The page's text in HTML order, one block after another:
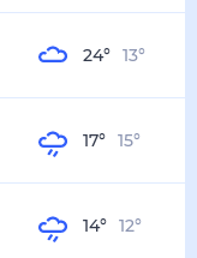
24° 13°
17° 15°
14° 12°